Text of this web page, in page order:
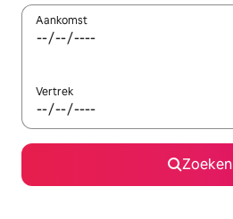
Aankomst
Vertrek
Zoeken